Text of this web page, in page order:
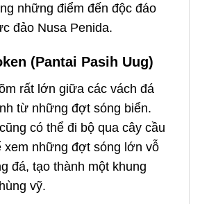
những điểm đến độc đáo
đảo Nusa Penida.
(Pantai Pasih Uug)
rất lớn giữa các vách đá
từ những đợt sóng biển.
có thể đi bộ qua cây cầu
xem những đợt sóng lớn vỗ
đá, tạo thành một khung
vỹ.